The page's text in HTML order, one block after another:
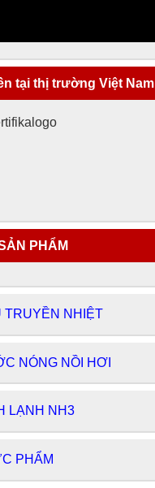
tại thị trường Việt Nam
PHẨM
TRUYỀN NHIỆT
NÓNG NỒI HƠI
LẠNH NH3
PHẨM